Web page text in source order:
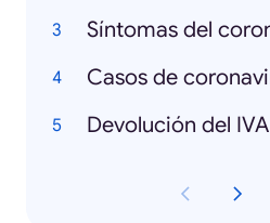
Devolución del IVA